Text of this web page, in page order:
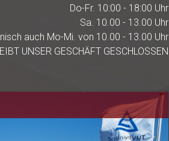
Do-Fr. 10:00 - 18:00 Uhr
Sa. 10.00 - 13.00 Uhr
auch Mo-Mi. von 10.00 - 13.00 Uhr
UNSER GESCHÄFT GESCHLOSSEN